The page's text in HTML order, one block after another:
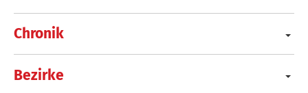
Chronik
Bezirke